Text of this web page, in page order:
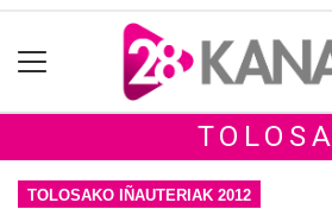
TOLOSA
TOLOSAKO IÑAUTERIAK 2012